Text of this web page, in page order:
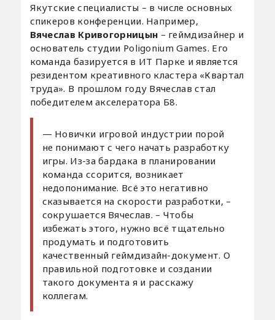
Якутские специалисты – в числе основных
спикеров конференции. Например,
Вячеслав Кривогорницын – геймдизайнер и
основатель студии Poligonium Games. Его
команда базируется в ИТ Парке и является
резидентом креативного кластера «Квартал
труда». В прошлом году Вячеслав стал
победителем акселератора Б8.
— Новички игровой индустрии порой
не понимают с чего начать разработку
игры. Из-за бардака в планировании
команда ссорится, возникает
недопонимание. Всё это негативно
сказывается на скорости разработки, –
сокрушается Вячеслав. – Чтобы
избежать этого, нужно всё тщательно
продумать и подготовить
качественный геймдизайн-документ. О
правильной подготовке и создании
такого документа я и расскажу
коллегам.